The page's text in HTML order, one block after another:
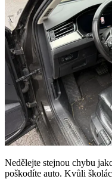
Nedělejte stejnou chybu
poškodíte auto. Kvůli